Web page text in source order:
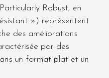
Robust, en
») représentent
des améliorations
par des
un format plat et un